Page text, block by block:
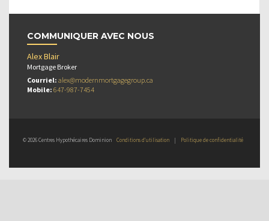
COMMUNIQUER AVEC NOUS
Alex Blair
Mortgage Broker
Courriel: alex@modernmortgagegroup.ca
Mobile: 647-987-7454
© 2026 Centres Hypothécaires Dominion Conditions d’utilisation | Politique de confidentialité